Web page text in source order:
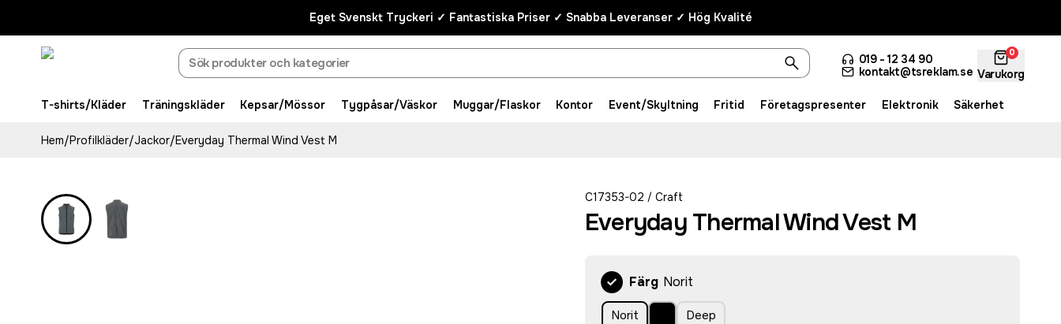
Eget Svenskt Tryckeri ✓ Fantastiska Priser ✓ Snabba Leveranser ✓ Hög Kvalité
019 - 12 34 90
kontakt@tsreklam.se
0
Varukorg
T-shirts/Kläder Träningskläder Kepsar/Mössor Tygpåsar/Väskor Muggar/Flaskor Kontor Event/Skyltning Fritid Företagspresenter Elektronik Säkerhet
Hem/Profilkläder/Jackor/Everyday Thermal Wind Vest M
C17353-02 / Craft
Everyday Thermal Wind Vest M
Färg Norit
Norit Deep